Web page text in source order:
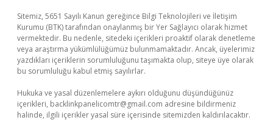
Sitemiz, 5651 Sayılı Kanun gereğince Bilgi Teknolojileri ve İletişim
Kurumu (BTK) tarafından onaylanmış bir Yer Sağlayıcı olarak hizmet
vermektedir. Bu nedenle, sitedeki içerikleri proaktif olarak denetleme
veya araştırma yükümlülüğümüz bulunmamaktadır. Ancak, üyelerimiz
yazdıkları içeriklerin sorumluluğunu taşımakta olup, siteye üye olarak
bu sorumluluğu kabul etmiş sayılırlar.
Hukuka ve yasal düzenlemelere aykırı olduğunu düşündüğünüz
içerikleri, backlinkpanelicomtr@gmail.com adresine bildirmeniz
halinde, ilgili içerikler yasal süre içerisinde sitemizden kaldırılacaktır.